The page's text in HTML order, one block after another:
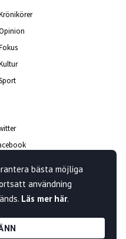
bästa möjliga
användning
Läs mer här.